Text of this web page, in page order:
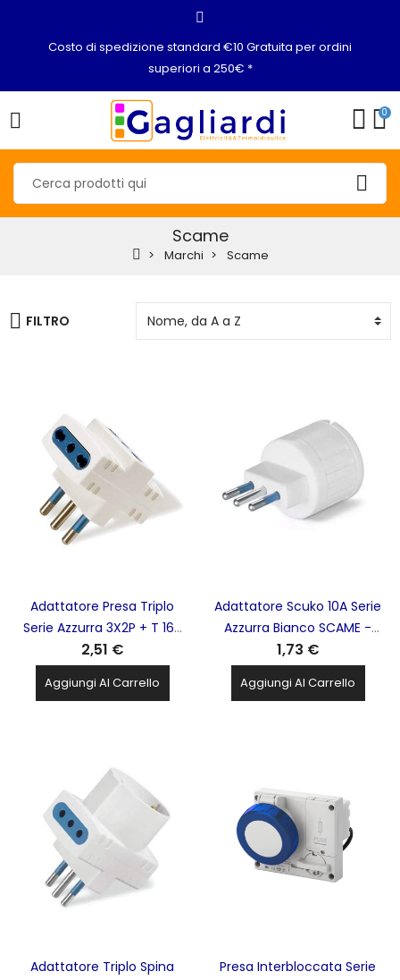
Costo di spedizione standard €10 Gratuita per ordini
superiori a 250€ *
0
Scame
Marchi Scame
FILTRO
Adattatore Presa Triplo
Serie Azzurra 3X2P + T 16A
SCAME - 144.450
2,51 €
Aggiungi Al Carrello
Adattatore Scuko 10A Serie
Azzurra Bianco SCAME -
144.441
1,73 €
Aggiungi Al Carrello
Adattatore Triplo Spina
Presa Interbloccata Serie